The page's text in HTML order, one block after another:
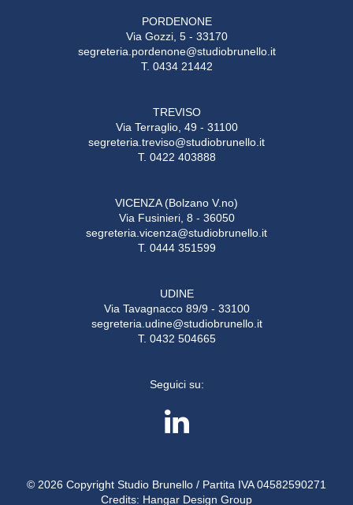
PORDENONE
Via Gozzi, 5 - 33170
segreteria.pordenone@studiobrunello.it
T. 0434 21442
TREVISO
Via Terraglio, 49 - 31100
segreteria.treviso@studiobrunello.it
T. 0422 403888
VICENZA (Bolzano V.no)
Via Fusinieri, 8 - 36050
segreteria.vicenza@studiobrunello.it
T. 0444 351599
UDINE
Via Tavagnacco 89/9 - 33100
segreteria.udine@studiobrunello.it
T. 0432 504665
Seguici su:
© 2026 Copyright Studio Brunello / Partita IVA 04582590271
Credits: Hangar Design Group